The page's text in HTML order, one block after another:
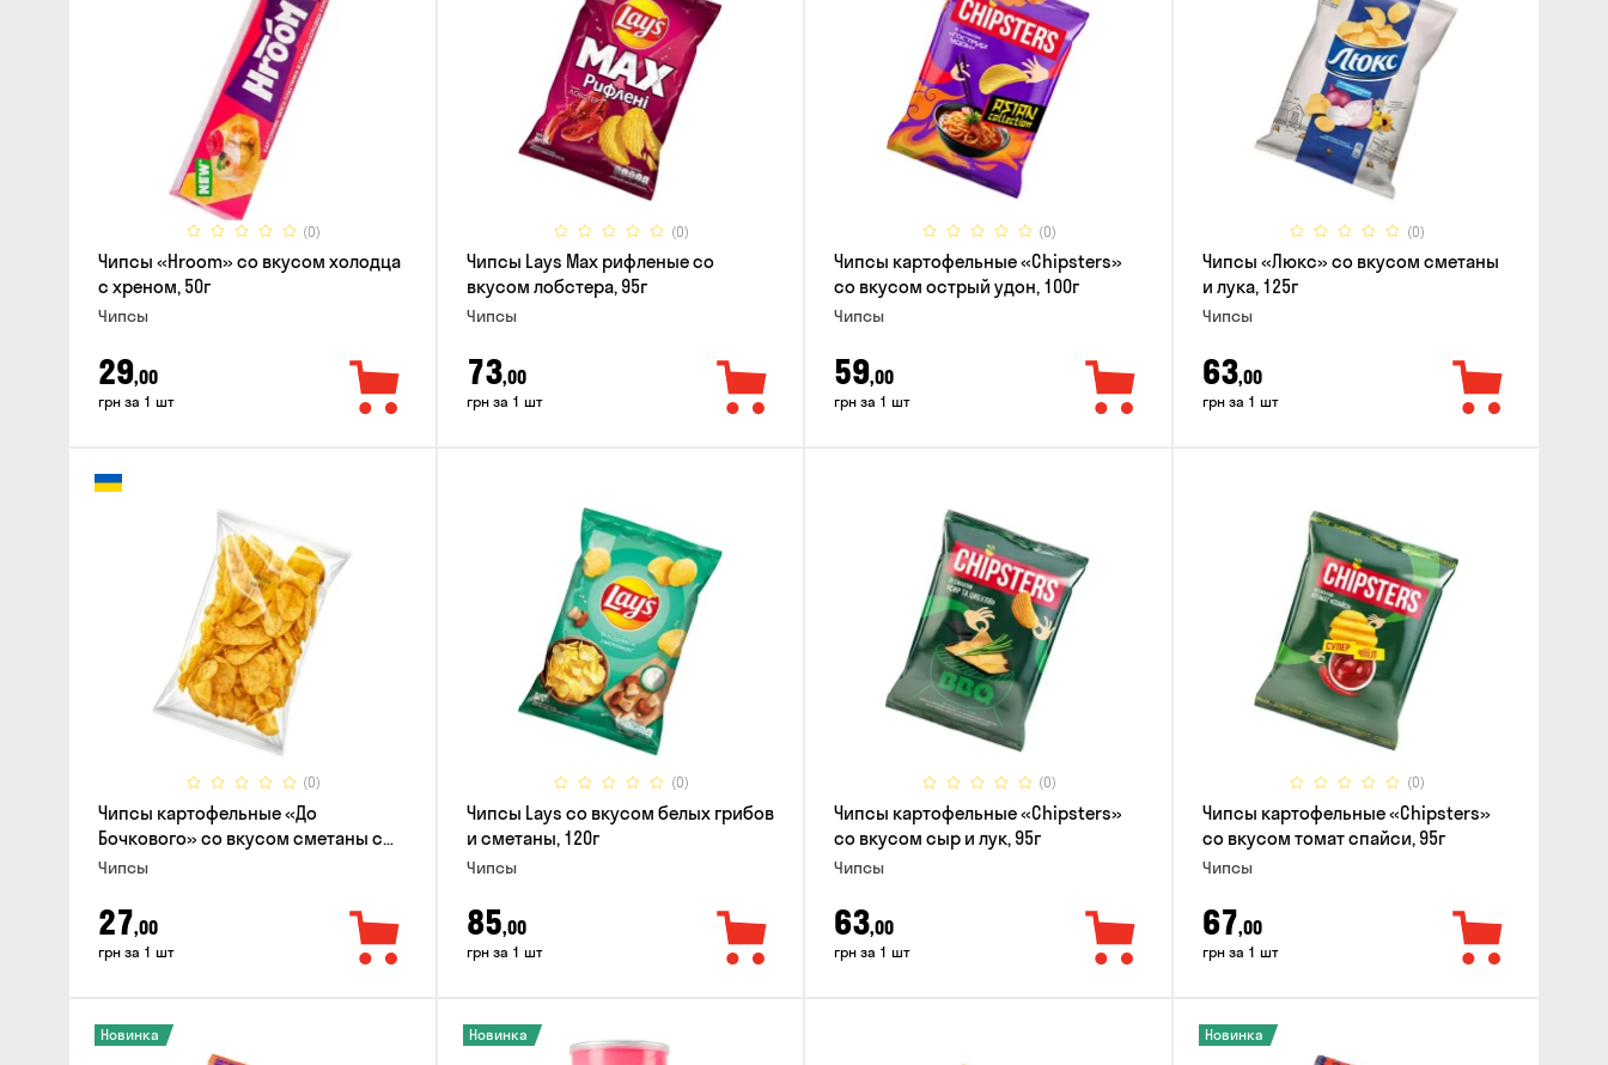
(0)
Чипсы «Hroom» со вкусом холодца
с хреном, 50г
Чипсы
29,00
грн за 1 шт
(0)
Чипсы Lays Max рифленые со
вкусом лобстера, 95г
Чипсы
73,00
грн за 1 шт
(0)
Чипсы картофельные «Chipsters»
со вкусом острый удон, 100г
Чипсы
59,00
грн за 1 шт
(0)
Чипсы «Люкс» со вкусом сметаны
и лука, 125г
Чипсы
63,00
грн за 1 шт
(0)
Чипсы картофельные «До
Бочкового» со вкусом сметаны с
зеленью, 100г
Чипсы
27,00
грн за 1 шт
(0)
Чипсы Lays со вкусом белых грибов
и сметаны, 120г
Чипсы
85,00
грн за 1 шт
(0)
Чипсы картофельные «Chipsters»
со вкусом сыр и лук, 95г
Чипсы
63,00
грн за 1 шт
(0)
Чипсы картофельные «Chipsters»
со вкусом томат спайси, 95г
Чипсы
67,00
грн за 1 шт
Новинка Новинка Новинка